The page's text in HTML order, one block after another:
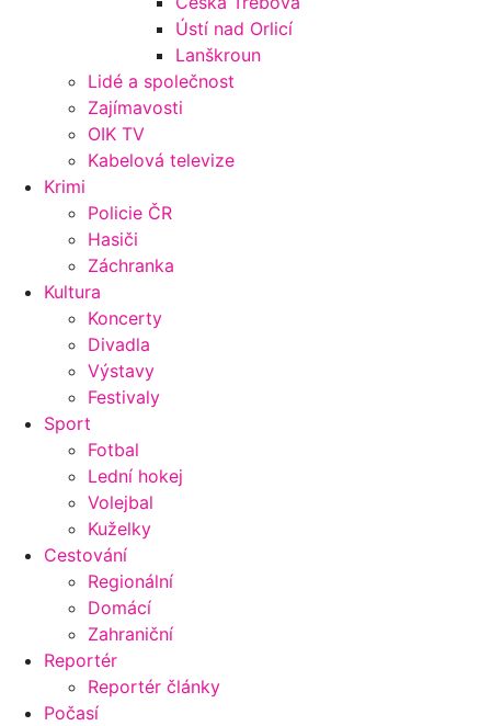
Ústí nad Orlicí
Lanškroun
Lidé a společnost
Zajímavosti
OIK TV
Kabelová televize
Krimi
Policie ČR
Hasiči
Záchranka
Kultura
Koncerty
Divadla
Výstavy
Festivaly
Sport
Fotbal
Lední hokej
Volejbal
Kuželky
Cestování
Regionální
Domácí
Zahraniční
Reportér
Reportér články
Počasí